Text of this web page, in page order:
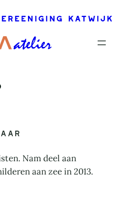
Nam deel aan
aan zee in 2013.